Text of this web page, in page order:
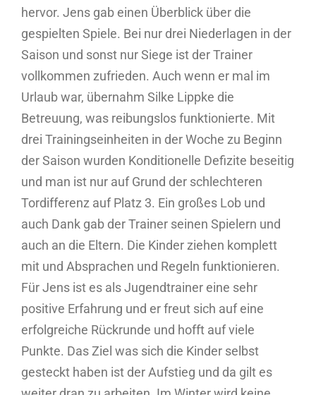
hervor. Jens gab einen Überblick über die
gespielten Spiele. Bei nur drei Niederlagen in der
Saison und sonst nur Siege ist der Trainer
vollkommen zufrieden. Auch wenn er mal im
Urlaub war, übernahm Silke Lippke die
Betreuung, was reibungslos funktionierte. Mit
drei Trainingseinheiten in der Woche zu Beginn
der Saison wurden Konditionelle Defizite beseitig
und man ist nur auf Grund der schlechteren
Tordifferenz auf Platz 3. Ein großes Lob und
auch Dank gab der Trainer seinen Spielern und
auch an die Eltern. Die Kinder ziehen komplett
mit und Absprachen und Regeln funktionieren.
Für Jens ist es als Jugendtrainer eine sehr
positive Erfahrung und er freut sich auf eine
erfolgreiche Rückrunde und hofft auf viele
Punkte. Das Ziel was sich die Kinder selbst
gesteckt haben ist der Aufstieg und da gilt es